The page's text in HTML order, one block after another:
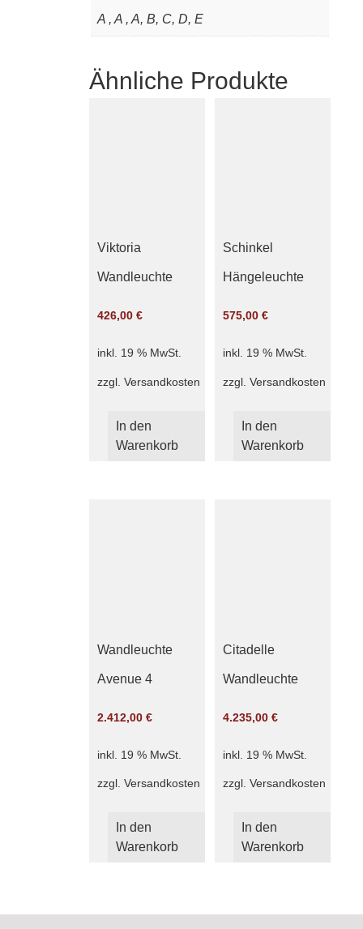
A , A , A, B, C, D, E
Ähnliche Produkte
Viktoria
Wandleuchte
426,00 €
inkl. 19 % MwSt.
zzgl. Versandkosten
In den
Warenkorb
Schinkel
Hängeleuchte
575,00 €
inkl. 19 % MwSt.
zzgl. Versandkosten
In den
Warenkorb
Wandleuchte
Avenue 4
2.412,00 €
inkl. 19 % MwSt.
zzgl. Versandkosten
In den
Warenkorb
Citadelle
Wandleuchte
4.235,00 €
inkl. 19 % MwSt.
zzgl. Versandkosten
In den
Warenkorb